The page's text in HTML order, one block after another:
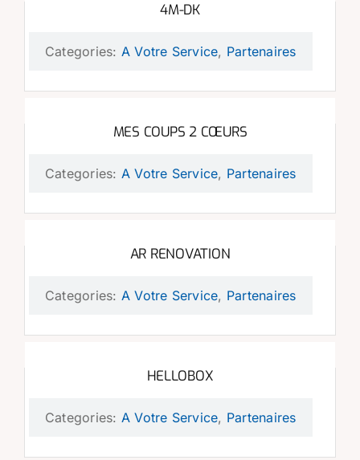
4M-DK
Categories: A Votre Service, Partenaires
MES COUPS 2 CŒURS
Categories: A Votre Service, Partenaires
AR RENOVATION
Categories: A Votre Service, Partenaires
HELLOBOX
Categories: A Votre Service, Partenaires